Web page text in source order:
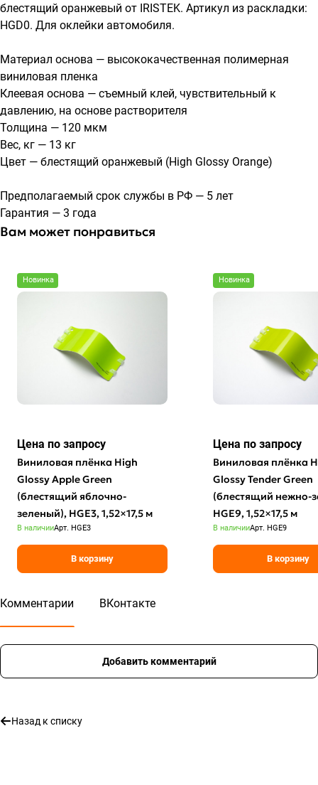
блестящий оранжевый от IRISTEK. Артикул из раскладки:
HGD0. Для оклейки автомобиля.
Материал основа — высококачественная полимерная
виниловая пленка
Клеевая основа — съемный клей, чувствительный к
давлению, на основе растворителя
Толщина — 120 мкм
Вес, кг — 13 кг
Цвет — блестящий оранжевый (High Glossy Orange)
Предполагаемый срок службы в РФ — 5 лет
Гарантия — 3 года
Вам может понравиться
Новинка
Цена по запросу
Виниловая плёнка High
Glossy Apple Green
(блестящий яблочно-
зеленый), HGE3, 1,52×17,5 м
В наличииАрт. HGE3
В корзину
Новинка
Цена по запросу
Виниловая плёнка
Glossy Tender Green
(блестящий нежно-
HGE9, 1,52×17,5 м
В наличииАрт. HGE9
В корзину
Комментарии ВКонтакте
Добавить комментарий
Назад к списку